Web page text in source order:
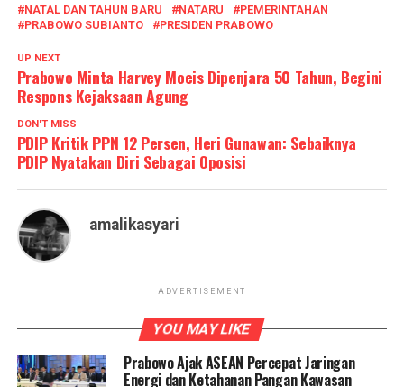
NATAL DAN TAHUN BARU
NATARU
PEMERINTAHAN
PRABOWO SUBIANTO
PRESIDEN PRABOWO
UP NEXT
Prabowo Minta Harvey Moeis Dipenjara 50 Tahun, Begini
Respons Kejaksaan Agung
DON'T MISS
PDIP Kritik PPN 12 Persen, Heri Gunawan: Sebaiknya
PDIP Nyatakan Diri Sebagai Oposisi
amalikasyari
ADVERTISEMENT
YOU MAY LIKE
Prabowo Ajak ASEAN Percepat Jaringan
Energi dan Ketahanan Pangan Kawasan